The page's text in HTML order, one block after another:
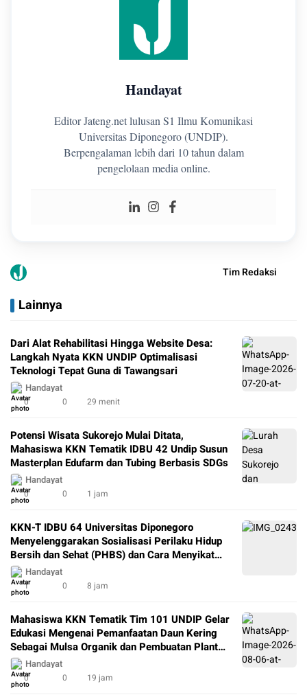
Handayat
Editor Jateng.net lulusan S1 Ilmu Komunikasi
Universitas Diponegoro (UNDIP).
Berpengalaman lebih dari 10 tahun dalam
pengelolaan media online.
Tim Redaksi
Lainnya
Dari Alat Rehabilitasi Hingga Website Desa:
Langkah Nyata KKN UNDIP Optimalisasi
Teknologi Tepat Guna di Tawangsari
Handayat
0 0 29 menit
Potensi Wisata Sukorejo Mulai Ditata,
Mahasiswa KKN Tematik IDBU 42 Undip Susun
Masterplan Edufarm dan Tubing Berbasis SDGs
Handayat
0 0 1 jam
KKN-T IDBU 64 Universitas Diponegoro
Menyelenggarakan Sosialisasi Perilaku Hidup
Bersih dan Sehat (PHBS) dan Cara Menyikat
Gigi yang Baik dan Benar di SD Negeri Kenep
03
Handayat
1 0 8 jam
Mahasiswa KKN Tematik Tim 101 UNDIP Gelar
Edukasi Mengenai Pemanfaatan Daun Kering
Sebagai Mulsa Organik dan Pembuatan Plant
Growth Promoting Rhizobacteria (PGPR) di
Lingkungan Kampung Perbalan Kelurahan
Gunungpati Semarang
Handayat
0 0 19 jam